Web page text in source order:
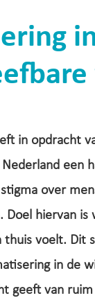
in opdracht
een
over
hiervan is
voelt. Dit
in de
geeft van